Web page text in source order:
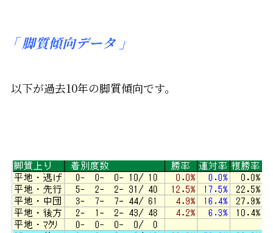
「脚質傾向データ 」
以下が過去10年の脚質傾向です。